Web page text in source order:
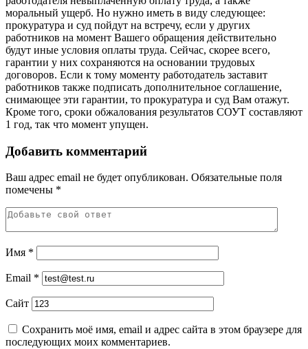
моральный ущерб. Но нужно иметь в виду следующее:
прокуратура и суд пойдут на встречу, если у других
работников на момент Вашего обращения действительно
будут иные условия оплаты труда. Сейчас, скорее всего,
гарантии у них сохраняются на основании трудовых
договоров. Если к тому моменту работодатель заставит
работников также подписать дополнительное соглашение,
снимающее эти гарантии, то прокуратура и суд Вам отажут.
Кроме того, сроки обжалования результатов СОУТ составляют
1 год, так что момент упущен.
Добавить комментарий
Ваш адрес email не будет опубликован. Обязательные поля
помечены *
Имя *
Email *
Сайт
Сохранить моё имя, email и адрес сайта в этом браузере для
последующих моих комментариев.